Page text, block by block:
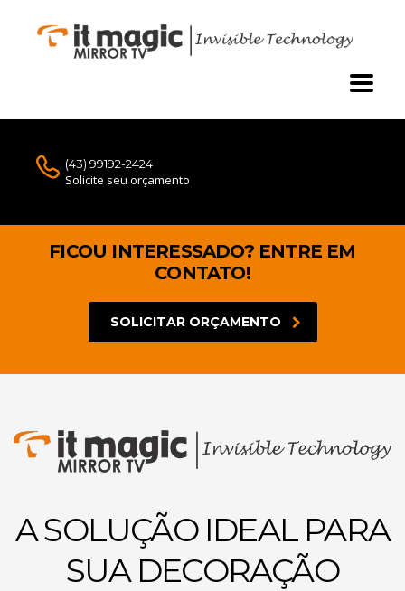
(43) 99192-2424
Solicite seu orçamento
FICOU INTERESSADO? ENTRE EM
CONTATO!
SOLICITAR ORÇAMENTO
A SOLUÇÃO IDEAL PARA
SUA DECORAÇÃO